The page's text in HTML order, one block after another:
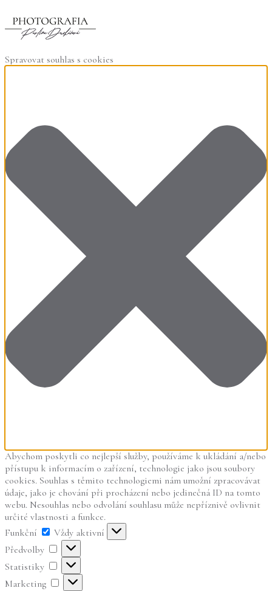
Spravovat souhlas s cookies
Abychom poskytli co nejlepší služby, používáme k ukládání a/nebo
přístupu k informacím o zařízení, technologie jako jsou soubory
cookies. Souhlas s těmito technologiemi nám umožní zpracovávat
údaje, jako je chování při procházení nebo jedinečná ID na tomto
webu. Nesouhlas nebo odvolání souhlasu může nepříznivě ovlivnit
určité vlastnosti a funkce.
Funkční
Funkční
Vždy aktivní
Předvolby
Předvolby
Statistiky
Statistiky
Marketing
Marketing